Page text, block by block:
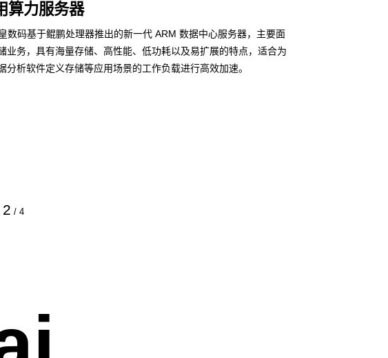
2 / 4
算力服务器
数码基于鲲鹏处理器推出的新一代 ARM 数据中心服务器，主要面
业务，具有海量存储、高性能、低功耗以及易扩展的特点，适合为
分析软件定义存储等应用场景的工作负载进行高效加速。